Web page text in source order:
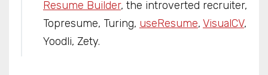
Resume Builder, the introverted recruiter,
Topresume, Turing, useResume, VisualCV,
Yoodli, Zety.